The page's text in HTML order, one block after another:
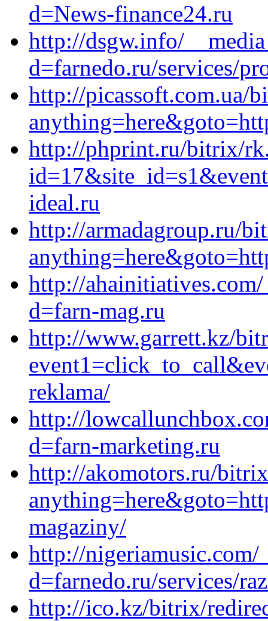
d=News-finance24.ru
http://dsgw.info/
d=farnedo.ru/services/
http://picassoft.com.ua/
http://phprint.ru/bitrix/
ideal.ru
http://armadagroup.ru/
http://
d=farn-mag.ru
http://www.garrett.kz/
reklama/
http://
d=farn-marketing.ru
http://akomotors.ru/
magaziny/
http://nigeriamusic.com/
d=farnedo.ru/services/
http://ico.kz/bitrix/